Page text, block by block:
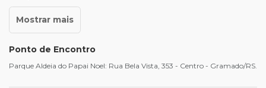
Ponto de Encontro
Parque Aldeia do Papai Noel: Rua Bela Vista, 353 - Centro - Gramado/RS.